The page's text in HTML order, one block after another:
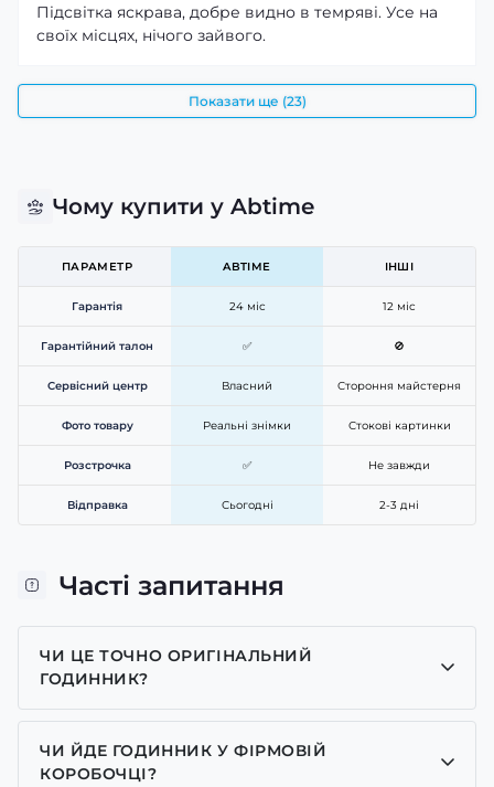
Підсвітка яскрава, добре видно в темряві. Усе на
своїх місцях, нічого зайвого.
Показати ще (23)
Чому купити у Abtime
ПАРАМЕТР ABTIME ІНШІ
Гарантія 24 міс 12 міс
Гарантійний талон ✅ 🚫
Сервісний центр Власний Стороння майстерня
Фото товару Реальні знімки Стокові картинки
Розстрочка ✅ Не завжди
Відправка Сьогодні 2-3 дні
Часті запитання
ЧИ ЦЕ ТОЧНО ОРИГІНАЛЬНИЙ
ГОДИННИК?
Так, усі годинники у нас лише оригінальні, ми є
представником багатьох брендів.
ЧИ ЙДЕ ГОДИННИК У ФІРМОВІЙ
КОРОБОЧЦІ?